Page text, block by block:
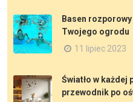
Basen
Twojego ogrodu
11 lipiec 2023
Światło w
przewodnik po